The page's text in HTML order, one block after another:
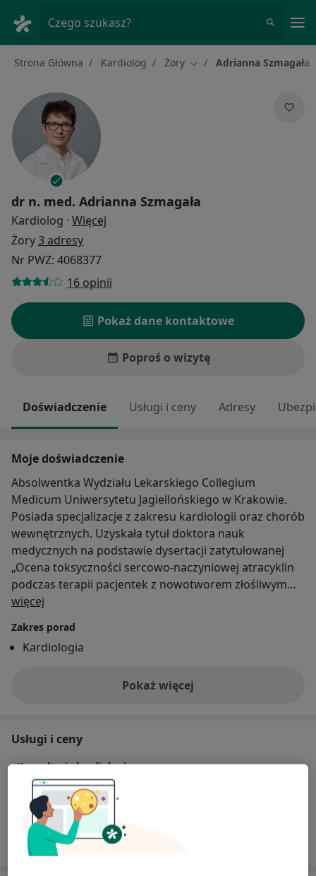
Czego szukasz?
Strona Główna Kardiolog Żory Zmień miasto
Adrianna Szmagała
dr n. med. Adrianna Szmagała
Kardiolog · Więcej
Żory3 adresy
Nr PWZ: 4068377
16 opinii
Pokaż dane kontaktowe
Poproś o wizytę
Doświadczenie Usługi i ceny Adresy
Moje doświadczenie
Absolwentka Wydziału Lekarskiego Collegium
Medicum Uniwersytetu Jagiellońskiego w Krakowie.
Posiada specjalizacje z zakresu kardiologii oraz chorób
wewnętrznych. Uzyskała tytuł doktora nauk
medycznych na podstawie dysertacji zatytułowanej
„Ocena toksyczności sercowo-naczyniowej atracyklin
podczas terapii pacjentek z nowotworem złośliwym
piersi”. Członek zespołu Polsko-Amerykańskich Klinik
Elektrofizjologii i Elektrostymulacji w Tychach. Brała
czynny udział w pracach badawczych takich projektów
kompetencją i życzliwością.
więcej
Zakres porad
Kardiologia
Pokaż więcejo doświadczeniu
Usługi i ceny
Konsultacja kardiologiczna
Szczegóły
W jaki sposób ustalane są ceny?